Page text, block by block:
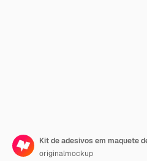
originalmockup